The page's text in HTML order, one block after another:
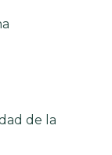
de la